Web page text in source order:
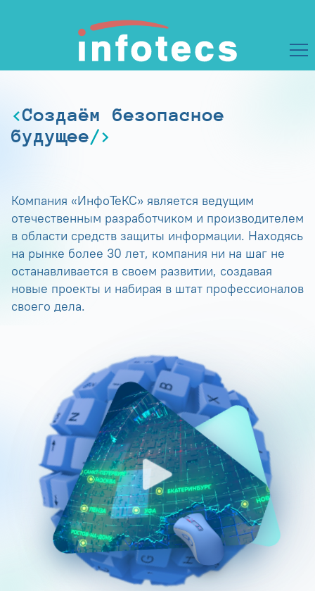
Создаём безопасное
будущее
Компания «ИнфоТеКС» является ведущим
отечественным разработчиком и производителем
в области средств защиты информации. Находясь
на рынке более 30 лет, компания ни на шаг не
останавливается в своем развитии, создавая
новые проекты и набирая в штат профессионалов
своего дела.